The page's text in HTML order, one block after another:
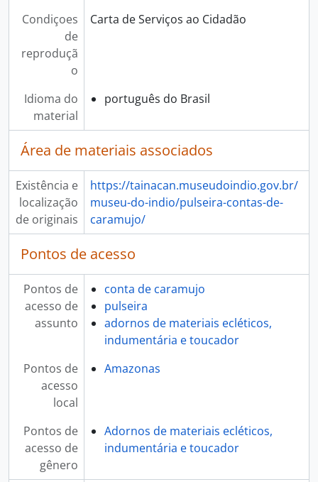
Condiçoes
de
reproduçã
o
Carta de Serviços ao Cidadão
Idioma do
material
português do Brasil
Área de materiais associados
Existência e
localização
de originais
https://tainacan.museudoindio.gov.br/
museu-do-indio/pulseira-contas-de-
caramujo/
Pontos de acesso
Pontos de
acesso de
assunto
conta de caramujo
pulseira
adornos de materiais ecléticos,
indumentária e toucador
Pontos de
acesso
local
Amazonas
Pontos de
acesso de
gênero
Adornos de materiais ecléticos,
indumentária e toucador